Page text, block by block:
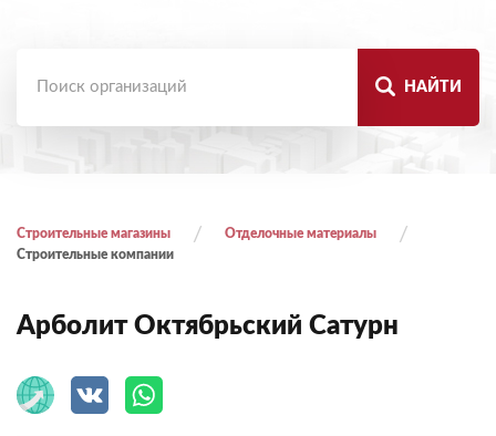
НАЙТИ
Строительные магазины
Отделочные материалы
Строительные компании
Арболит Октябрьский Сатурн